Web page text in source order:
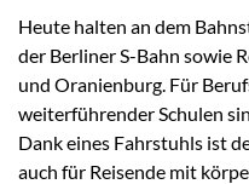
Heute halten an dem
der Berliner S-Bahn sowie
und Oranienburg. Für
weiterführender Schulen
Dank eines Fahrstuhls ist
auch für Reisende mit